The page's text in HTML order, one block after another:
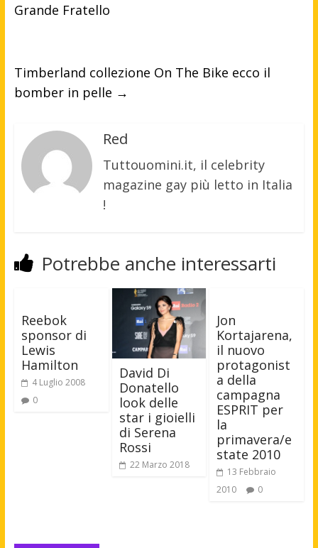
Grande Fratello
Timberland collezione On The Bike ecco il
bomber in pelle →
Red
Tuttouomini.it, il celebrity
magazine gay più letto in Italia
!
Potrebbe anche interessarti
Reebok
sponsor di
Lewis
Hamilton
4 Luglio 2008
0
David Di
Donatello
look delle
star i gioielli
di Serena
Rossi
22 Marzo 2018
Jon
Kortajarena,
il nuovo
protagonist
a della
campagna
ESPRIT per
la
primavera/e
state 2010
13 Febbraio
2010
0